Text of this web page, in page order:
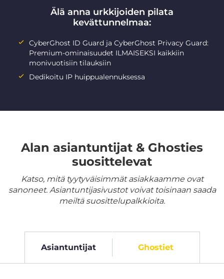
Älä anna urkkijoiden pilata
kevättunnelmaa:
CyberGhost ID Guard ja CyberGhost Privacy Guard:
Premium-ominaisuudet ILMAISEKSI kaikkiin
monivuotisiin tilauksiin
Dedikoitu IP huippualennuksessa
Alan asiantuntijat & Ghosties
suosittelevat
Katso, mitä tyytyväisimmät asiakkaamme ovat
sanoneet. Asiantuntijasivustot voivat toisinaan saada
meiltä suosittelupalkkioita.
Asiantuntijat Ghostiet